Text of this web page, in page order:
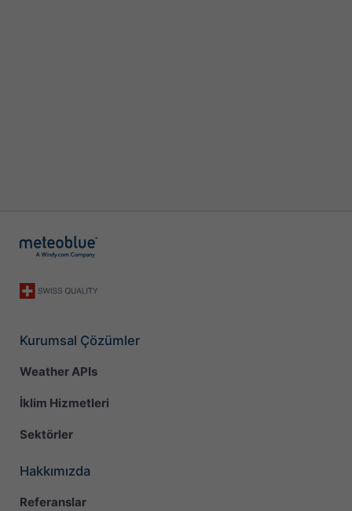
Kurumsal Çözümler
Weather APIs
İklim Hizmetleri
Sektörler
Hakkımızda
Referanslar